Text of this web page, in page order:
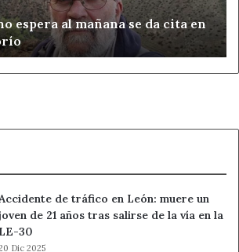
espera al mañana se da cita en
de tráfico en León: muere un
de 21 años tras salirse de la vía en la
LE-30
Dic 2025